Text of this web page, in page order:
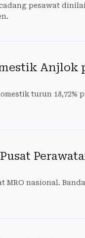
pesawat
Anjlok
turun 18,72%
MRO nasional.